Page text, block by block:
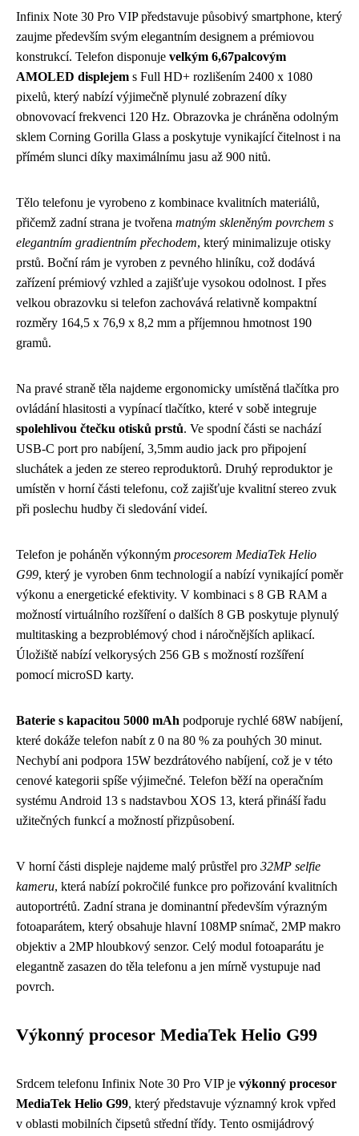
Infinix Note 30 Pro VIP představuje působivý smartphone, který
zaujme především svým elegantním designem a prémiovou
konstrukcí. Telefon disponuje velkým 6,67palcovým
AMOLED displejem s Full HD+ rozlišením 2400 x 1080
pixelů, který nabízí výjimečně plynulé zobrazení díky
obnovovací frekvenci 120 Hz. Obrazovka je chráněna odolným
sklem Corning Gorilla Glass a poskytuje vynikající čitelnost i na
přímém slunci díky maximálnímu jasu až 900 nitů.
Tělo telefonu je vyrobeno z kombinace kvalitních materiálů,
přičemž zadní strana je tvořena matným skleněným povrchem s
elegantním gradientním přechodem, který minimalizuje otisky
prstů. Boční rám je vyroben z pevného hliníku, což dodává
zařízení prémiový vzhled a zajišťuje vysokou odolnost. I přes
velkou obrazovku si telefon zachovává relativně kompaktní
rozměry 164,5 x 76,9 x 8,2 mm a příjemnou hmotnost 190
gramů.
Na pravé straně těla najdeme ergonomicky umístěná tlačítka pro
ovládání hlasitosti a vypínací tlačítko, které v sobě integruje
spolehlivou čtečku otisků prstů. Ve spodní části se nachází
USB-C port pro nabíjení, 3,5mm audio jack pro připojení
sluchátek a jeden ze stereo reproduktorů. Druhý reproduktor je
umístěn v horní části telefonu, což zajišťuje kvalitní stereo zvuk
při poslechu hudby či sledování videí.
Telefon je poháněn výkonným procesorem MediaTek Helio
G99, který je vyroben 6nm technologií a nabízí vynikající poměr
výkonu a energetické efektivity. V kombinaci s 8 GB RAM a
možností virtuálního rozšíření o dalších 8 GB poskytuje plynulý
multitasking a bezproblémový chod i náročnějších aplikací.
Úložiště nabízí velkorysých 256 GB s možností rozšíření
pomocí microSD karty.
Baterie s kapacitou 5000 mAh podporuje rychlé 68W nabíjení,
které dokáže telefon nabít z 0 na 80 % za pouhých 30 minut.
Nechybí ani podpora 15W bezdrátového nabíjení, což je v této
cenové kategorii spíše výjimečné. Telefon běží na operačním
systému Android 13 s nadstavbou XOS 13, která přináší řadu
užitečných funkcí a možností přizpůsobení.
V horní části displeje najdeme malý průstřel pro 32MP selfie
kameru, která nabízí pokročilé funkce pro pořizování kvalitních
autoportrétů. Zadní strana je dominantní především výrazným
fotoaparátem, který obsahuje hlavní 108MP snímač, 2MP makro
objektiv a 2MP hloubkový senzor. Celý modul fotoaparátu je
elegantně zasazen do těla telefonu a jen mírně vystupuje nad
povrch.
Výkonný procesor MediaTek Helio G99
Srdcem telefonu Infinix Note 30 Pro VIP je výkonný procesor
MediaTek Helio G99, který představuje významný krok vpřed
v oblasti mobilních čipsetů střední třídy. Tento osmijádrový